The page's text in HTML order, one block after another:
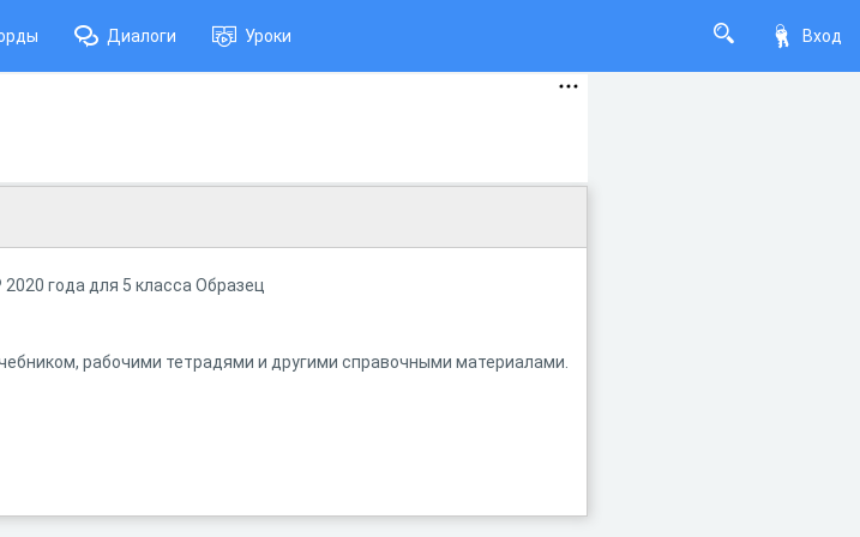
Вход
Диалоги Уроки
года для 5 класса Образец
рабочими тетрадями и другими справочными материалами.